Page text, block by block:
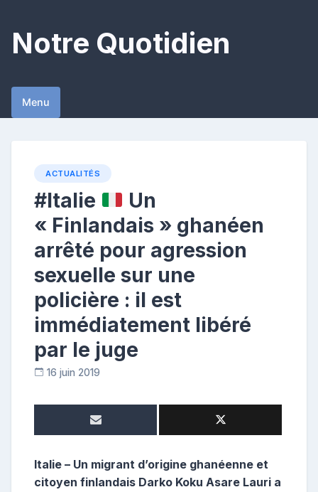
content
Notre Quotidien
Menu
ACTUALITÉS
#Italie
Un
« Finlandais » ghanéen
arrêté pour agression
sexuelle sur une
policière : il est
immédiatement libéré
par le juge
16 juin 2019
o
i
Italie – Un migrant d’origine ghanéenne et
citoyen finlandais Darko Koku Asare Lauri a